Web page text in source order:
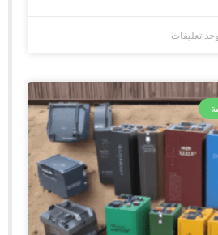
تعليقات